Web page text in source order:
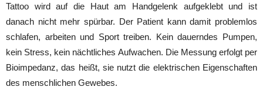
Tattoo wird auf die Haut am Handgelenk aufgeklebt und ist
danach nicht mehr spürbar. Der Patient kann damit problemlos
schlafen, arbeiten und Sport treiben. Kein dauerndes Pumpen,
kein Stress, kein nächtliches Aufwachen. Die Messung erfolgt per
Bioimpedanz, das heißt, sie nutzt die elektrischen Eigenschaften
des menschlichen Gewebes.